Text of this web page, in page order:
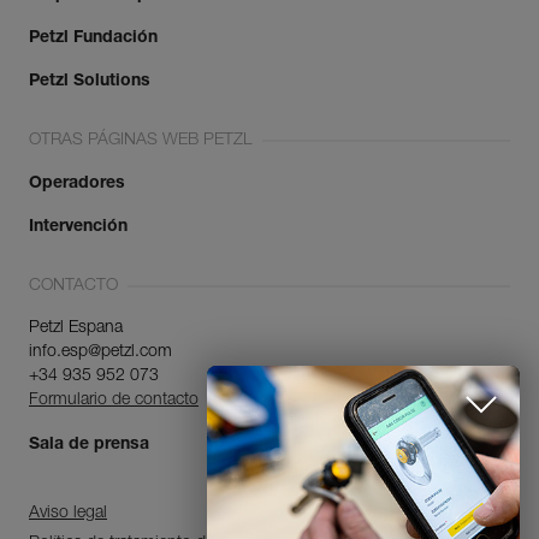
Petzl Fundación
Petzl Solutions
OTRAS PÁGINAS WEB PETZL
Operadores
Intervención
CONTACTO
Petzl Espana
info.esp@petzl.com
+34 935 952 073
Formulario de contacto
Sala de prensa
Aviso legal